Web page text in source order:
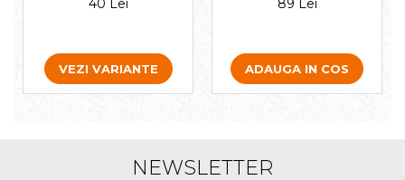
40 Lei
VEZI VARIANTE
89 Lei
ADAUGA IN COS
NEWSLETTER